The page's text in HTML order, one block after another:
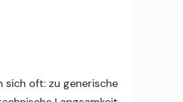
sich oft: zu generische